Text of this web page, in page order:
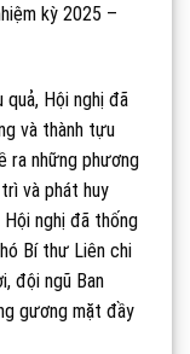
kỳ 2025 –
quả, Hội nghị đã
và thành tựu
ra những phương
và phát huy
nghị đã thống
Bí thư Liên chi
đội ngũ Ban
gương mặt đầy